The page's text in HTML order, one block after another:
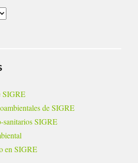
SIGRE
de SIGRE
sanitarios SIGRE
en SIGRE